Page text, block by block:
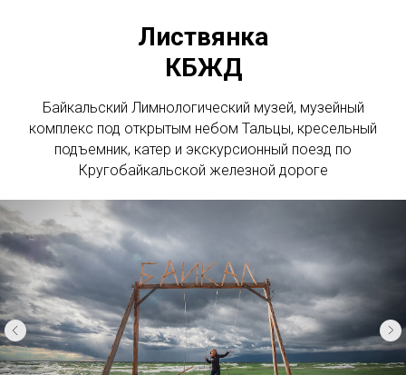
Листвянка
КБЖД
Байкальский Лимнологический музей, музейный
комплекс под открытым небом Тальцы, кресельный
подъемник, катер и экскурсионный поезд по
Кругобайкальской железной дороге